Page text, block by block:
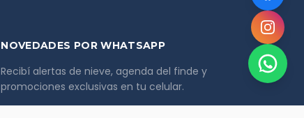
NOVEDADES POR WHATSAPP
Recibí alertas de nieve, agenda del finde y
promociones exclusivas en tu celular.